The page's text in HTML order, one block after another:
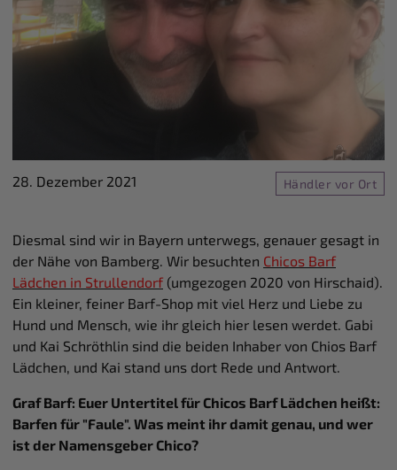
28. Dezember 2021 Händler vor Ort
Diesmal sind wir in Bayern unterwegs, genauer gesagt in
der Nähe von Bamberg. Wir besuchten Chicos Barf
Lädchen in Strullendorf (umgezogen 2020 von Hirschaid).
Ein kleiner, feiner Barf-Shop mit viel Herz und Liebe zu
Hund und Mensch, wie ihr gleich hier lesen werdet. Gabi
und Kai Schröthlin sind die beiden Inhaber von Chios Barf
Lädchen, und Kai stand uns dort Rede und Antwort.
Graf Barf: Euer Untertitel für Chicos Barf Lädchen heißt:
Barfen für "Faule". Was meint ihr damit genau, und wer
ist der Namensgeber Chico?